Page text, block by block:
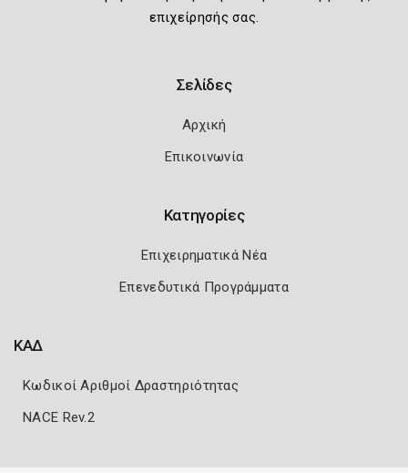
επιχείρησής σας.
Σελίδες
Αρχική
Επικοινωνία
Κατηγορίες
Επιχειρηματικά Νέα
Επενεδυτικά Προγράμματα
ΚΑΔ
Κωδικοί Αριθμοί Δραστηριότητας
NACE Rev.2